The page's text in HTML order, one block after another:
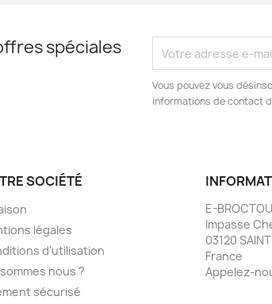
spéciales
Vous pouvez vous
informations de contact
SOCIÉTÉ
légales
d'utilisation
nous ?
sécurisé
E-
Impasse
03120
France
Appelez-